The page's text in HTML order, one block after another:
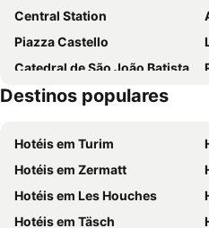
Sure Hotel by Best Western Turin City Centre
Art Hotel Olympic
Concord Hotel
Best Quality Hotel Dock Milano
Hotel Sharing
Torino Station Relais
Diamante MHotel
Best Quality Hotel Gran Mogol
Central Station
Piazza Castello
Catedral de São João Batista
Santa Rita da Cascia
Mole Antonelliana
Olimpico
Barriera di Milano
La Mandria
Destinos populares
Hotéis em Turim
Hotéis em Zermatt
Hotéis em Les Houches
Hotéis em Täsch